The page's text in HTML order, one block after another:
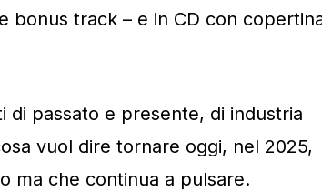
bonus track – e in CD con
passato e presente, di industria
vuol dire tornare oggi, nel 2025,
ma che continua a pulsare.